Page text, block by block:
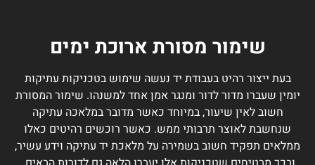
שימור מסורת ארוכת ימים
בעת ייצור רהיט בעבודת יד נעשה שימוש בטכניקות עתיקות
יומין שעברו מדור לדור ומנגר אמן אחד למשנהו. שימור המסורת
חשוב לאין שיעור, במיוחד כאשר מדובר במלאכה עתיקה
שנחשבת לאוצר תרבותי ממש. כאשר רוכשים רהיטים כאלו
ממלאים תפקיד חשוב בשמירה על מלאכת יד עתיקה וידע עשיר,